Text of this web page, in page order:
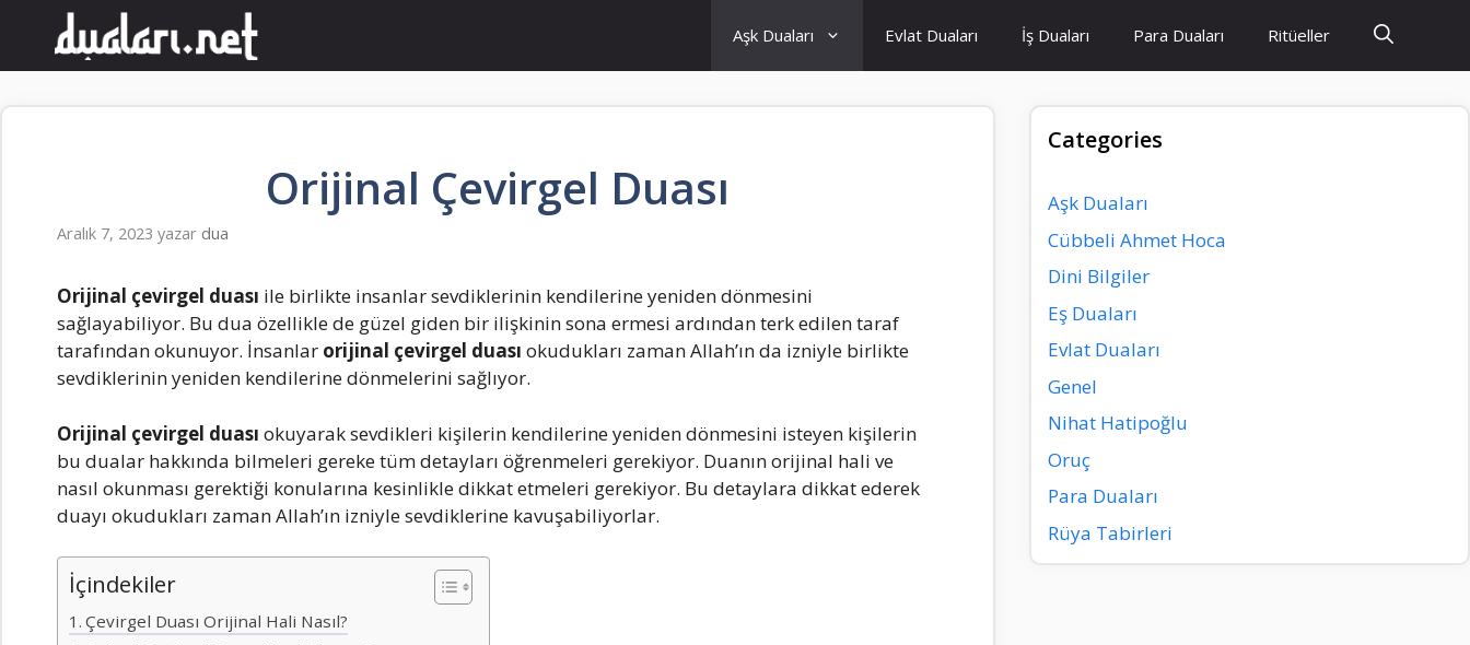
Aşk Duaları Evlat Duaları İş Duaları Para Duaları Ritüeller
Orijinal Çevirgel Duası
Aralık 7, 2023 yazar dua
Orijinal çevirgel duası ile birlikte insanlar sevdiklerinin kendilerine yeniden dönmesini
sağlayabiliyor. Bu dua özellikle de güzel giden bir ilişkinin sona ermesi ardından terk edilen taraf
tarafından okunuyor. İnsanlar orijinal çevirgel duası okudukları zaman Allah’ın da izniyle birlikte
sevdiklerinin yeniden kendilerine dönmelerini sağlıyor.
Orijinal çevirgel duası okuyarak sevdikleri kişilerin kendilerine yeniden dönmesini isteyen kişilerin
bu dualar hakkında bilmeleri gereke tüm detayları öğrenmeleri gerekiyor. Duanın orijinal hali ve
nasıl okunması gerektiği konularına kesinlikle dikkat etmeleri gerekiyor. Bu detaylara dikkat ederek
duayı okudukları zaman Allah’ın izniyle sevdiklerine kavuşabiliyorlar.
İçindekiler
Çevirgel Duası Orijinal Hali Nasıl?
Categories
Aşk Duaları
Cübbeli Ahmet Hoca
Dini Bilgiler
Eş Duaları
Evlat Duaları
Genel
Nihat Hatipoğlu
Oruç
Para Duaları
Rüya Tabirleri